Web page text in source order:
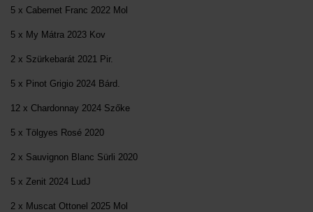
5 x Cabernet Franc 2022 Mol
5 x My Mátra 2023 Kov
2 x Szürkebarát 2021 Pir.
5 x Pinot Grigio 2024 Bárd.
12 x Chardonnay 2024 Szőke
5 x Tölgyes Rosé 2020
2 x Sauvignon Blanc Sürli 2020
5 x Zenit 2024 LudJ
2 x Muscat Ottonel 2025 Mol